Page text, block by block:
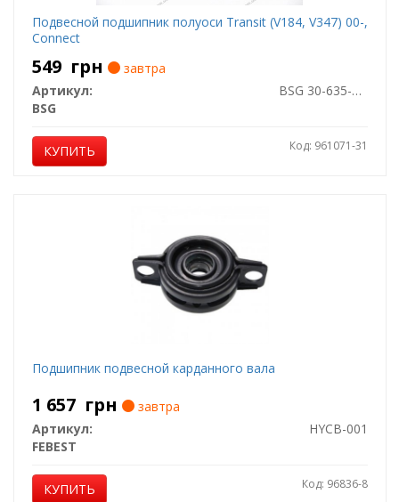
Подвесной подшипник полуоси Transit (V184, V347) 00-,
Connect
549 грн
завтра
Артикул:
BSG 30-635-001
BSG
КУПИТЬ Код: 961071-31
Подшипник подвесной карданного вала
1 657 грн
завтра
Артикул:
HYCB-001
FEBEST
КУПИТЬ Код: 96836-8